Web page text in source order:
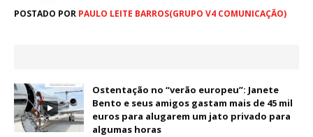
POSTADO POR PAULO LEITE BARROS(GRUPO V4 COMUNICAÇÃO)
Ostentação no “verão europeu”: Janete
Bento e seus amigos gastam mais de 45 mil
euros para alugarem um jato privado para
algumas horas